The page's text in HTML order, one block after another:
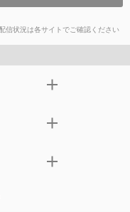
信状況は各サイトでご確認ください
。手柄を携えて、カー
を企んでいる頃、アル
するアイザック。ヘク